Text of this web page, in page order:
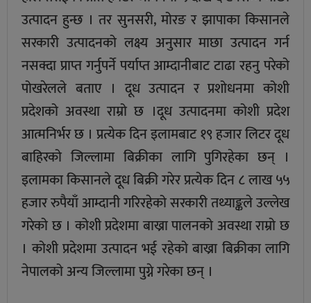
उत्पादन हुन्छ । तर सुनसरी, मोरङ र झापाका किसानले
सरकारी उत्पादनको लक्ष्य अनुसार माछा उत्पादन गर्न
नसक्दा प्राप्त गर्नुपर्ने पर्याप्त आम्दानीबाट टाढा रहनु परेको
पोखरेलले बताए । दूध उत्पादन र प्रशोधनमा कोशी
प्रदेशको अवस्था राम्रो छ ।दूध उत्पादनमा कोशी प्रदेश
आत्मनिर्भर छ । प्रत्येक दिन इलामबाट १९ हजार लिटर दूध
बाहिरको जिल्लामा बिक्रीका लागि पुगिरहेका छन् ।
इलामका किसानले दूध बिक्री गरेर प्रत्येक दिन ८ लाख ५५
हजार रुपैयाँ आम्दानी गरिरहेको सरकारी तथ्याङ्कले उल्लेख
गरेको छ । कोशी प्रदेशमा बाख्रा पालनको अवस्था राम्रो छ
। कोशी प्रदेशमा उत्पादन भई रहेको बाख्रा बिक्रीका लागि
नेपालको अन्य जिल्लामा पुग्ने गरेका छन् ।